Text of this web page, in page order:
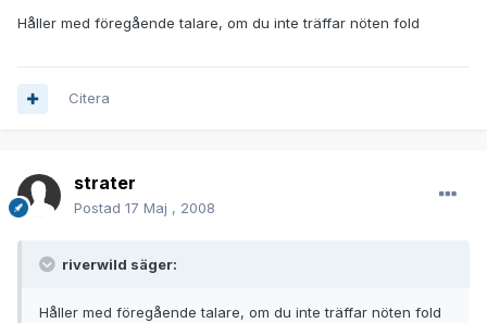
Håller med föregående talare, om du inte träffar nöten fold
Citera
strater
Postad 17 Maj , 2008
riverwild säger:
Håller med föregående talare, om du inte träffar nöten fold